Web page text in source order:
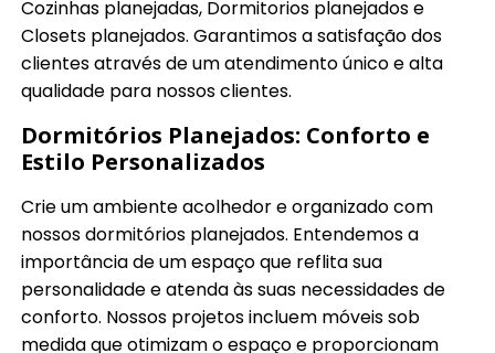
Cozinhas planejadas, Dormitorios planejados e
Closets planejados. Garantimos a satisfação dos
clientes através de um atendimento único e alta
qualidade para nossos clientes.
Dormitórios Planejados: Conforto e
Estilo Personalizados
Crie um ambiente acolhedor e organizado com
nossos dormitórios planejados. Entendemos a
importância de um espaço que reflita sua
personalidade e atenda às suas necessidades de
conforto. Nossos projetos incluem móveis sob
medida que otimizam o espaço e proporcionam